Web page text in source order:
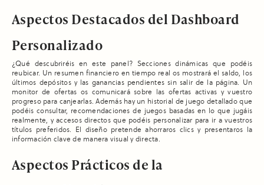
Aspectos Destacados del Dashboard
Personalizado
¿Qué descubriréis en este panel? Secciones dinámicas que podéis
reubicar. Un resumen financiero en tiempo real os mostrará el saldo, los
últimos depósitos y las ganancias pendientes sin salir de la página. Un
monitor de ofertas os comunicará sobre las ofertas activas y vuestro
progreso para canjearlas. Además hay un historial de juego detallado que
podéis consultar, recomendaciones de juegos basadas en lo que jugáis
realmente, y accesos directos que podéis personalizar para ir a vuestros
títulos preferidos. El diseño pretende ahorraros clics y presentaros la
información clave de manera visual y directa.
Aspectos Prácticos de la